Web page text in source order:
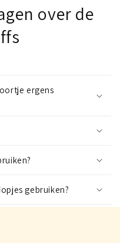
over de
ergens
gebruiken?